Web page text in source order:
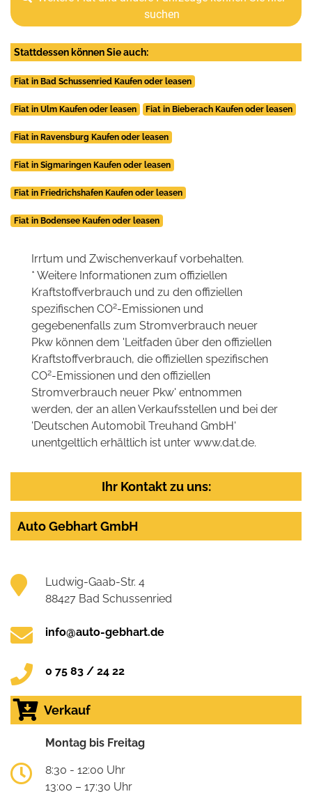
suchen
Stattdessen können Sie auch:
Fiat in Bad Schussenried Kaufen oder leasen
Fiat in Ulm Kaufen oder leasen Fiat in Bieberach Kaufen oder leasen
Fiat in Ravensburg Kaufen oder leasen
Fiat in Sigmaringen Kaufen oder leasen
Fiat in Friedrichshafen Kaufen oder leasen
Fiat in Bodensee Kaufen oder leasen
Irrtum und Zwischenverkauf vorbehalten.
* Weitere Informationen zum offiziellen
Kraftstoffverbrauch und zu den offiziellen
spezifischen CO2-Emissionen und
gegebenenfalls zum Stromverbrauch neuer
Pkw können dem 'Leitfaden über den offiziellen
Kraftstoffverbrauch, die offiziellen spezifischen
CO2-Emissionen und den offiziellen
Stromverbrauch neuer Pkw' entnommen
werden, der an allen Verkaufsstellen und bei der
'Deutschen Automobil Treuhand GmbH'
unentgeltlich erhältlich ist unter www.dat.de.
Ihr Kontakt zu uns:
Auto Gebhart GmbH
Ludwig-Gaab-Str. 4
88427 Bad Schussenried
info@auto-gebhart.de
0 75 83 / 24 22
Verkauf
Montag bis Freitag
8:30 - 12:00 Uhr
13:00 – 17:30 Uhr